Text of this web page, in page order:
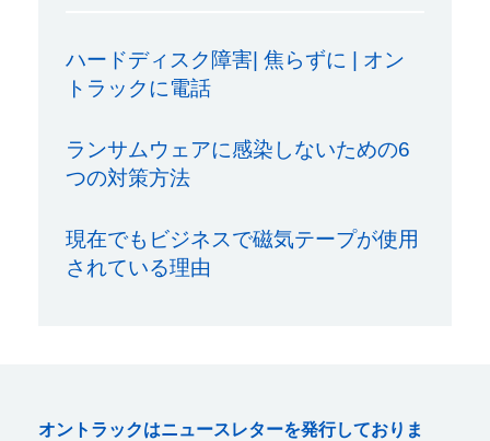
ハードディスク障害| 焦らずに | オン
トラックに電話
ランサムウェアに感染しないための6
つの対策方法
現在でもビジネスで磁気テープが使用
されている理由
オントラックはニュースレターを発行しておりま